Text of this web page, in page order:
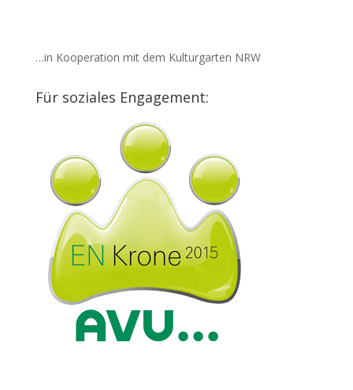
…in Kooperation mit dem Kulturgarten NRW
Für soziales Engagement: